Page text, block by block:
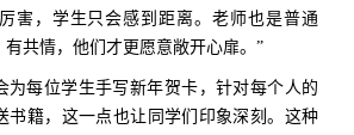
害，学生只会感到距离。老师也是普通
有共情，他们才更愿意敞开心扉。”
为每位学生手写新年贺卡，针对每个人的
书籍，这一点也让同学们印象深刻。这种